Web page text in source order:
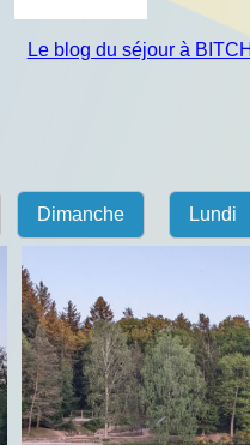
Le blog du séjour à
Dimanche Lundi